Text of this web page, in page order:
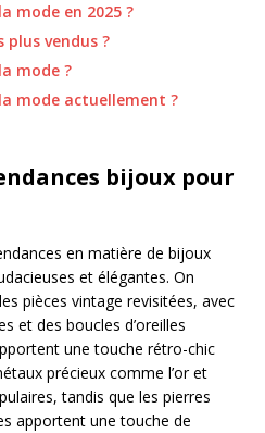
mode en 2025 ?
plus vendus ?
mode ?
mode actuellement ?
bijoux pour
en matière de bijoux
et élégantes. On
pièces vintage revisitées, avec
et des boucles d’oreilles
une touche rétro-chic
précieux comme l’or et
tandis que les pierres
apportent une touche de